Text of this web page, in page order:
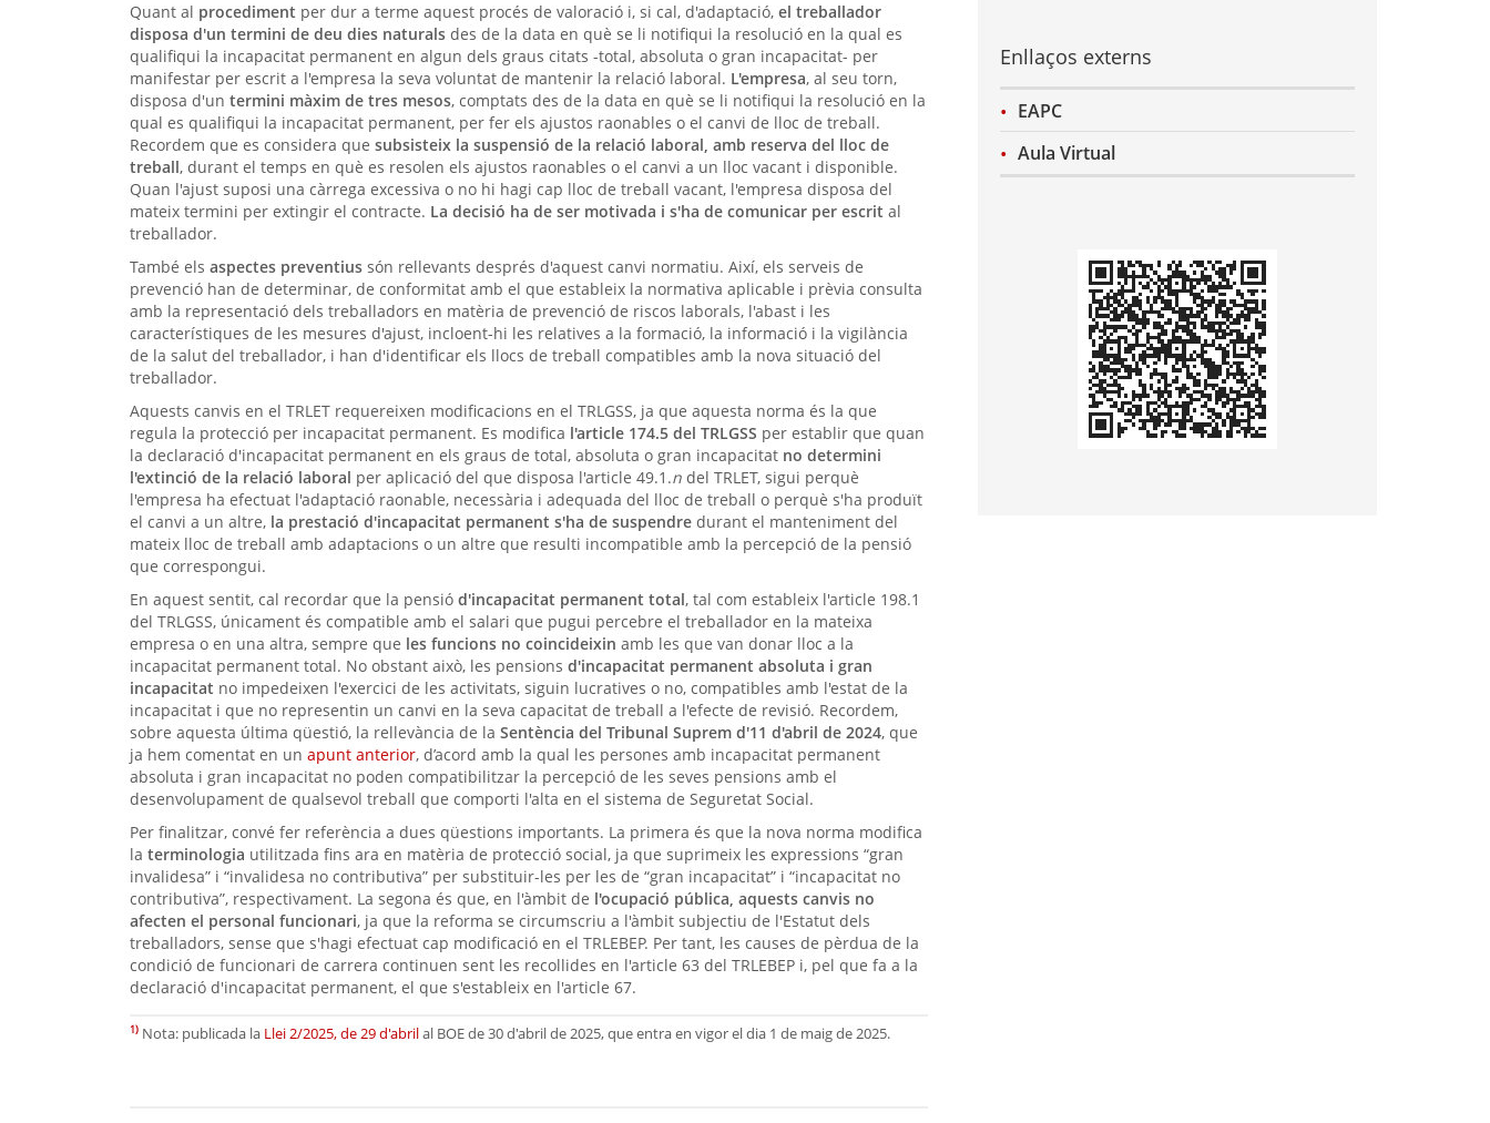
Quant al procediment per dur a terme aquest procés de valoració i, si cal, d'adaptació, el treballador
disposa d'un termini de deu dies naturals des de la data en què se li notifiqui la resolució en la qual es
qualifiqui la incapacitat permanent en algun dels graus citats -total, absoluta o gran incapacitat- per
manifestar per escrit a l'empresa la seva voluntat de mantenir la relació laboral. L'empresa, al seu torn,
disposa d'un termini màxim de tres mesos, comptats des de la data en què se li notifiqui la resolució en la
qual es qualifiqui la incapacitat permanent, per fer els ajustos raonables o el canvi de lloc de treball.
Recordem que es considera que subsisteix la suspensió de la relació laboral, amb reserva del lloc de
treball, durant el temps en què es resolen els ajustos raonables o el canvi a un lloc vacant i disponible.
Quan l'ajust suposi una càrrega excessiva o no hi hagi cap lloc de treball vacant, l'empresa disposa del
mateix termini per extingir el contracte. La decisió ha de ser motivada i s'ha de comunicar per escrit al
treballador.
També els aspectes preventius són rellevants després d'aquest canvi normatiu. Així, els serveis de
prevenció han de determinar, de conformitat amb el que estableix la normativa aplicable i prèvia consulta
amb la representació dels treballadors en matèria de prevenció de riscos laborals, l'abast i les
característiques de les mesures d'ajust, incloent-hi les relatives a la formació, la informació i la vigilància
de la salut del treballador, i han d'identificar els llocs de treball compatibles amb la nova situació del
treballador.
Aquests canvis en el TRLET requereixen modificacions en el TRLGSS, ja que aquesta norma és la que
regula la protecció per incapacitat permanent. Es modifica l'article 174.5 del TRLGSS per establir que quan
la declaració d'incapacitat permanent en els graus de total, absoluta o gran incapacitat no determini
l'extinció de la relació laboral per aplicació del que disposa l'article 49.1.n del TRLET, sigui perquè
l'empresa ha efectuat l'adaptació raonable, necessària i adequada del lloc de treball o perquè s'ha produït
el canvi a un altre, la prestació d'incapacitat permanent s'ha de suspendre durant el manteniment del
mateix lloc de treball amb adaptacions o un altre que resulti incompatible amb la percepció de la pensió
que correspongui.
En aquest sentit, cal recordar que la pensió d'incapacitat permanent total, tal com estableix l'article 198.1
del TRLGSS, únicament és compatible amb el salari que pugui percebre el treballador en la mateixa
empresa o en una altra, sempre que les funcions no coincideixin amb les que van donar lloc a la
incapacitat permanent total. No obstant això, les pensions d'incapacitat permanent absoluta i gran
incapacitat no impedeixen l'exercici de les activitats, siguin lucratives o no, compatibles amb l'estat de la
incapacitat i que no representin un canvi en la seva capacitat de treball a l'efecte de revisió. Recordem,
sobre aquesta última qüestió, la rellevància de la Sentència del Tribunal Suprem d'11 d'abril de 2024, que
ja hem comentat en un apunt anterior, d’acord amb la qual les persones amb incapacitat permanent
absoluta i gran incapacitat no poden compatibilitzar la percepció de les seves pensions amb el
desenvolupament de qualsevol treball que comporti l'alta en el sistema de Seguretat Social.
Per finalitzar, convé fer referència a dues qüestions importants. La primera és que la nova norma modifica
la terminologia utilitzada fins ara en matèria de protecció social, ja que suprimeix les expressions “gran
invalidesa” i “invalidesa no contributiva” per substituir-les per les de “gran incapacitat” i “incapacitat no
contributiva”, respectivament. La segona és que, en l'àmbit de l'ocupació pública, aquests canvis no
afecten el personal funcionari, ja que la reforma se circumscriu a l'àmbit subjectiu de l'Estatut dels
treballadors, sense que s'hagi efectuat cap modificació en el TRLEBEP. Per tant, les causes de pèrdua de la
condició de funcionari de carrera continuen sent les recollides en l'article 63 del TRLEBEP i, pel que fa a la
declaració d'incapacitat permanent, el que s'estableix en l'article 67.
1) Nota: publicada la Llei 2/2025, de 29 d'abrilal BOE de 30 d'abril de 2025, que entra en vigor el dia 1 de maig de 2025.
Enllaços externs
EAPC
Aula Virtual